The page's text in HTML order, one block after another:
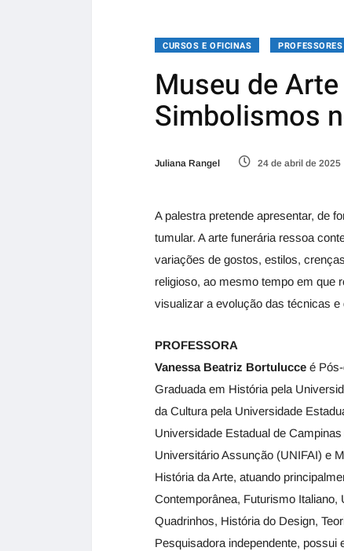
CURSOS E OFICINAS PROFESSORES
Museu de
Simbolismos
Juliana Rangel 24 de abril de 2025
A palestra pretende apresentar, de
tumular. A arte funerária ressoa
variações de gostos, estilos,
religioso, ao mesmo tempo em que
visualizar a evolução das técnicas e
PROFESSORA
Vanessa Beatriz Bortulucce é
Graduada em História pela
da Cultura pela Universidade
Universidade Estadual de
Universitário Assunção (UNIFAI) e
História da Arte, atuando
Contemporânea, Futurismo
Quadrinhos, História do Design,
Pesquisadora independente,